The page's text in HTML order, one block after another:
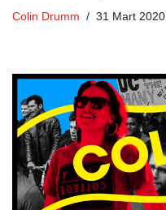
Colin Drumm 31 Mart 2020